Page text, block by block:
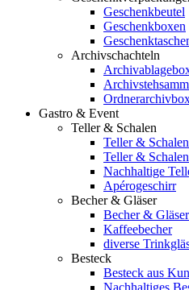
Geschenkbeutel
Geschenkboxen
Archivschachteln
Gastro & Event
Teller & Schalen
Teller &
Teller &
Nachhaltige
Apérogeschirr
Becher & Gläser
Becher &
Kaffeebecher
diverse
Besteck
Besteck aus